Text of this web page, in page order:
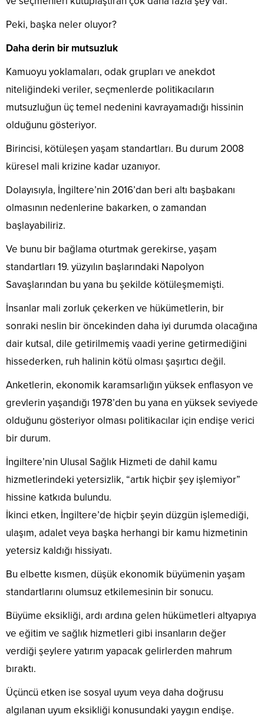
Peki, başka neler oluyor?
Daha derin bir mutsuzluk
Kamuoyu yoklamaları, odak grupları ve anekdot
niteliğindeki veriler, seçmenlerde politikacıların
mutsuzluğun üç temel nedenini kavrayamadığı hissinin
olduğunu gösteriyor.
Birincisi, kötüleşen yaşam standartları. Bu durum 2008
küresel mali krizine kadar uzanıyor.
Dolayısıyla, İngiltere’nin 2016’dan beri altı başbakanı
olmasının nedenlerine bakarken, o zamandan
başlayabiliriz.
Ve bunu bir bağlama oturtmak gerekirse, yaşam
standartları 19. yüzyılın başlarındaki Napolyon
Savaşlarından bu yana bu şekilde kötüleşmemişti.
İnsanlar mali zorluk çekerken ve hükümetlerin, bir
sonraki neslin bir öncekinden daha iyi durumda olacağına
dair kutsal, dile getirilmemiş vaadi yerine getirmediğini
hissederken, ruh halinin kötü olması şaşırtıcı değil.
Anketlerin, ekonomik karamsarlığın yüksek enflasyon ve
grevlerin yaşandığı 1978’den bu yana en yüksek seviyede
olduğunu gösteriyor olması politikacılar için endişe verici
bir durum.
İngiltere’nin Ulusal Sağlık Hizmeti de dahil kamu
hizmetlerindeki yetersizlik, “artık hiçbir şey işlemiyor”
hissine katkıda bulundu.
İkinci etken, İngiltere’de hiçbir şeyin düzgün işlemediği,
ulaşım, adalet veya başka herhangi bir kamu hizmetinin
yetersiz kaldığı hissiyatı.
Bu elbette kısmen, düşük ekonomik büyümenin yaşam
standartlarını olumsuz etkilemesinin bir sonucu.
Büyüme eksikliği, ardı ardına gelen hükümetleri altyapıya
ve eğitim ve sağlık hizmetleri gibi insanların değer
verdiği şeylere yatırım yapacak gelirlerden mahrum
bıraktı.
Üçüncü etken ise sosyal uyum veya daha doğrusu
algılanan uyum eksikliği konusundaki yaygın endişe.